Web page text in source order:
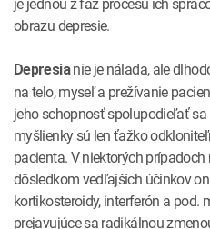
obrazu depresie.
Depresianie je nálada, ale
na telo, myseľ a prežívanie
jeho schopnosť spolupodieľať sa
myšlienky sú len ťažko
pacienta. V niektorých
dôsledkom vedľajších účinkov
kortikosteroidy, interferón a pod.
prejavujúce sa radikálnou